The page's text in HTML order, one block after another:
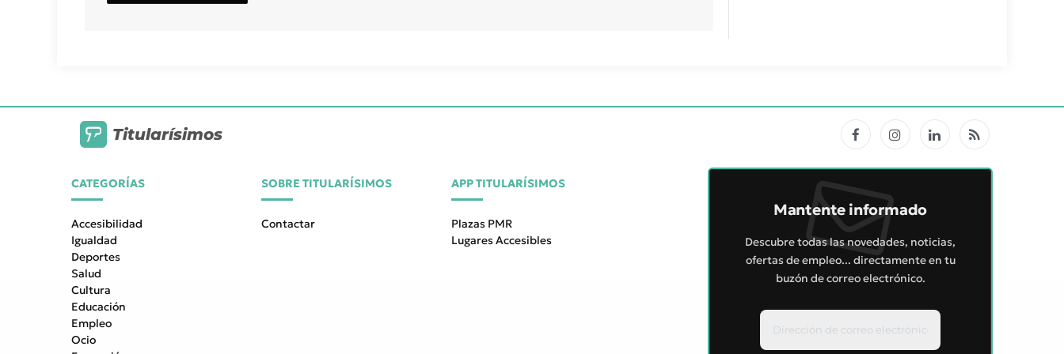
Titularísimos FacebookInstagramLinkedInRSS
CATEGORÍAS
Accesibilidad
Igualdad
Deportes
Salud
Cultura
Educación
Empleo
Ocio
SOBRE TITULARÍSIMOS
Contactar
APP TITULARÍSIMOS
Plazas PMR
Lugares Accesibles
Mantente informado
Descubre todas las novedades, noticias,
ofertas de empleo... directamente en tu
buzón de correo electrónico.